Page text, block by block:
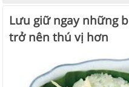
Lưu giữ ngay những
trở nên thú vị hơn